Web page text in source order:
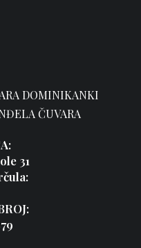
DOMINIKANKI
ČUVARA
31